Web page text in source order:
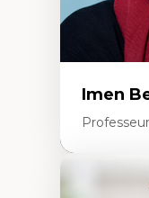
Imen